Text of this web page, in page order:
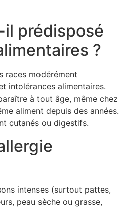
il prédisposé
?
races modérément
intolérances alimentaires.
à tout âge, même chez
aliment depuis des années.
cutanés ou digestifs.
intenses (surtout pattes,
peau sèche ou grasse,